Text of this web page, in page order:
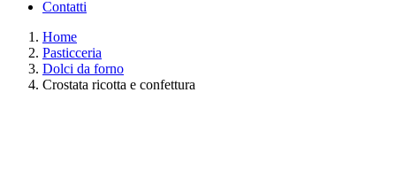
Contatti
Home
Pasticceria
Dolci da forno
Crostata ricotta e confettura